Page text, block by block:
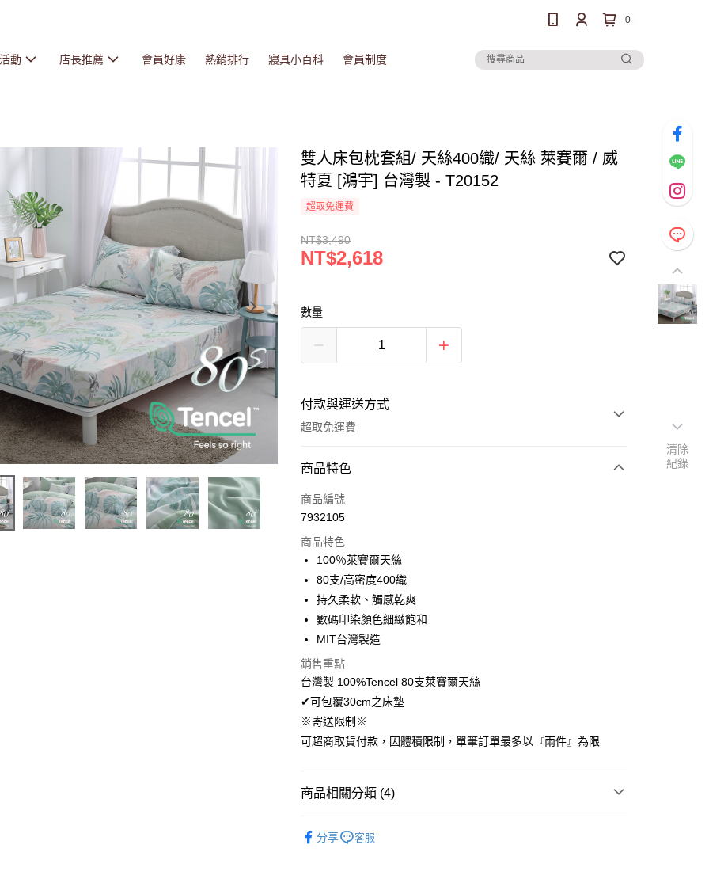
0
動 店長推薦 會員好康 熱銷排行 寢具小百科 會員制度
雙人床包枕套組/ 天絲400織/ 天絲 萊賽爾 / 威
特夏 [鴻宇] 台灣製 - T20152
超取免運費
NT$3,490
NT$2,618
數量
付款與運送方式
超取免運費
付款方式
信用卡一次付款
LINE Pay
Apple Pay
悠遊付
Google Pay
AFTEE先享後付
相關說明
【關於「AFTEE先享後付」】
AFTEE先享後付是「在收到商品之後才付款」的支付方式。 讓您購物簡單
便利好安心！
１．簡單：不需註冊會員、不需綁卡、不需儲值。
付」結帳頁面，進行簡訊認證並確認金額後，即可完成結帳。
ATM付款
全家取貨付款
商品特色
商品編號
7932105
商品特色
100％萊賽爾天絲
80支/高密度400織
持久柔軟、觸感乾爽
數碼印染顏色細緻飽和
MIT台灣製造
銷售重點
台灣製 100%Tencel 80支萊賽爾天絲
✔可包覆30cm之床墊
※寄送限制※
可超商取貨付款，因體積限制，單筆訂單最多以『兩件』為限
商品相關分類 (4)
分享 客服
清除
紀錄